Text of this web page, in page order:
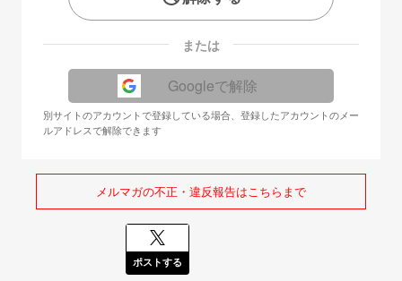
または
Googleで解除
別サイトのアカウントで登録している場合、登録したアカウントのメー
ルアドレスで解除できます
メルマガの不正・違反報告はこちらまで
ポストする